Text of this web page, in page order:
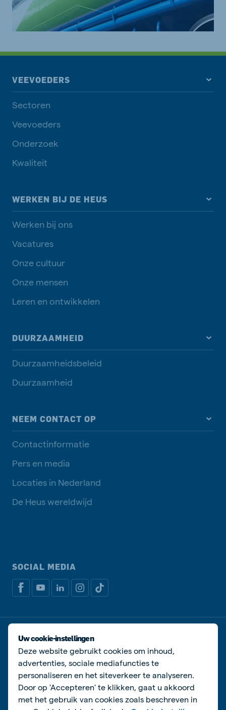
Uw cookie-instellingen
Deze website gebruikt cookies om inhoud,
advertenties, sociale mediafuncties te
personaliseren en het siteverkeer te analyseren.
Door op 'Accepteren' te klikken, gaat u akkoord
met het gebruik van cookies zoals beschreven in
VEEVOEDERS
Sectoren
Veevoeders
Onderzoek
Kwaliteit
WERKEN BIJ DE HEUS
Werken bij ons
Vacatures
Onze cultuur
Onze mensen
Leren en ontwikkelen
DUURZAAMHEID
Duurzaamheidsbeleid
Duurzaamheid
NEEM CONTACT OP
Contactinformatie
Pers en media
Locaties in Nederland
De Heus wereldwijd
SOCIAL MEDIA
Privacy disclaimerCookiebeleid
Algemene voorwaarden
© De Heus Voeders